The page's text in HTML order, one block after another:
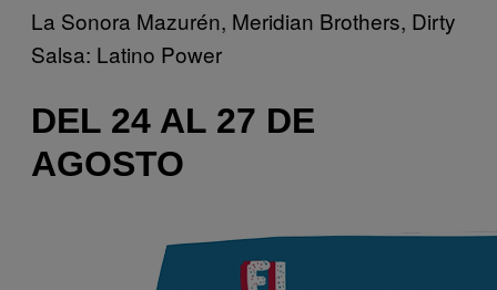
La Sonora Mazurén, Meridian Brothers, Dirty
Salsa: Latino Power
DEL 24 AL 27 DE
AGOSTO